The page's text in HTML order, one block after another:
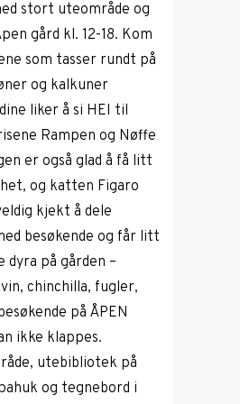
stort uteområde og
gård kl. 12-18. Kom
som tasser rundt på
og kalkuner
liker å si HEI til
Rampen og Nøffe
er også glad å få litt
og katten Figaro
kjekt å dele
besøkende og får litt
dyra på gården –
chinchilla, fugler,
på ÅPEN
ikke klappes.
utebibliotek på
og tegnebord i